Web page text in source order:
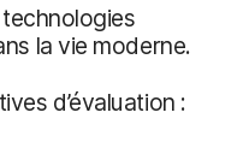
technologies
la vie moderne.
d’évaluation :